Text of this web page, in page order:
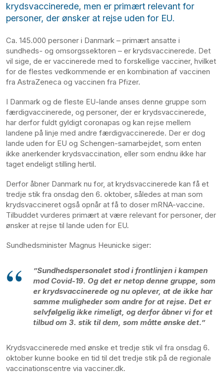
krydsvaccinerede, men er primært relevant for
personer, der ønsker at rejse uden for EU.
Ca. 145.000 personer i Danmark – primært ansatte i
sundheds- og omsorgssektoren – er krydsvaccinerede. Det
vil sige, de er vaccinerede med to forskellige vacciner, hvilket
for de flestes vedkommende er en kombination af vaccinen
fra AstraZeneca og vaccinen fra Pfizer.
I Danmark og de fleste EU-lande anses denne gruppe som
færdigvaccinerede, og personer, der er krydsvaccinerede,
har derfor fuldt gyldigt coronapas og kan rejse mellem
landene på linje med andre færdigvaccinerede. Der er dog
lande uden for EU og Schengen-samarbejdet, som enten
ikke anerkender krydsvaccination, eller som endnu ikke har
taget endeligt stilling hertil.
Derfor åbner Danmark nu for, at krydsvaccinerede kan få et
tredje stik fra onsdag den 6. oktober, således at man som
krydsvaccineret også opnår at få to doser mRNA-vaccine.
Tilbuddet vurderes primært at være relevant for personer, der
ønsker at rejse til lande uden for EU.
Sundhedsminister Magnus Heunicke siger:
”Sundhedspersonalet stod i frontlinjen i kampen
mod Covid-19. Og det er netop denne gruppe, som
er krydsvaccinerede og nu oplever, at de ikke har
samme muligheder som andre for at rejse. Det er
selvfølgelig ikke rimeligt, og derfor åbner vi for et
tilbud om 3. stik til dem, som måtte ønske det.”
Krydsvaccinerede med ønske et tredje stik vil fra onsdag 6.
oktober kunne booke en tid til det tredje stik på de regionale
vaccinationscentre via vacciner.dk.